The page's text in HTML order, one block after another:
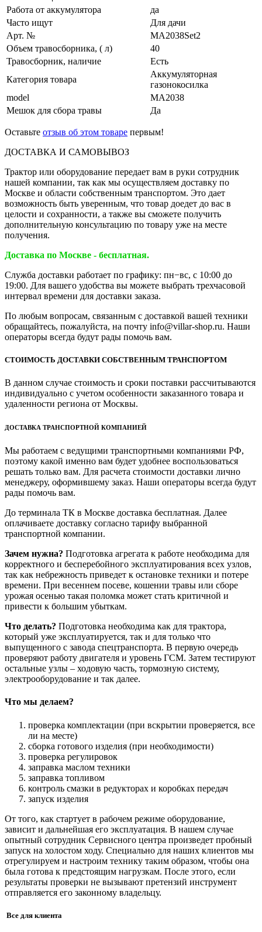
Работа от аккумулятора
да
Часто ищут
Для дачи
Арт. №
MA2038Set2
Объем травосборника, ( л)
40
Травосборник, наличие
Есть
Категория товара
Аккумуляторная
газонокосилка
model
MA2038
Мешок для сбора травы
Да
Оставьте отзыв об этом товаре первым!
ДОСТАВКА И САМОВЫВОЗ
Трактор или оборудование передает вам в руки сотрудник
нашей компании, так как мы осуществляем доставку по
Москве и области собственным транспортом. Это дает
возможность быть уверенным, что товар доедет до вас в
целости и сохранности, а также вы сможете получить
дополнительную консультацию по товару уже на месте
получения.
Доставка по Москве - бесплатная.
Служба доставки работает по графику: пн−вс, с 10:00 до
19:00. Для вашего удобства вы можете выбрать трехчасовой
интервал времени для доставки заказа.
По любым вопросам, связанным с доставкой вашей техники
обращайтесь, пожалуйста, на почту info@villar-shop.ru. Наши
операторы всегда будут рады помочь вам.
СТОИМОСТЬ ДОСТАВКИ СОБСТВЕННЫМ ТРАНСПОРТОМ
В данном случае стоимость и сроки поставки рассчитываются
индивидуально с учетом особенности заказанного товара и
удаленности региона от Москвы.
ДОСТАВКА ТРАНСПОРТНОЙ КОМПАНИЕЙ
Мы работаем с ведущими транспортными компаниями РФ,
поэтому какой именно вам будет удобнее воспользоваться
решать только вам. Для расчета стоимости доставки лично
менеджеру, оформившему заказ. Наши операторы всегда будут
рады помочь вам.
До терминала ТК в Москве доставка бесплатная. Далее
оплачиваете доставку согласно тарифу выбранной
транспортной компании.
Зачем нужна? Подготовка агрегата к работе необходима для
корректного и бесперебойного эксплуатирования всех узлов,
так как небрежность приведет к остановке техники и потере
времени. При весеннем посеве, кошении травы или сборе
урожая осенью такая поломка может стать критичной и
привести к большим убыткам.
Что делать? Подготовка необходима как для трактора,
который уже эксплуатируется, так и для только что
выпущенного с завода спецтранспорта. В первую очередь
проверяют работу двигателя и уровень ГСМ. Затем тестируют
остальные узлы – ходовую часть, тормозную систему,
электрооборудование и так далее.
Что мы делаем?
проверка комплектации (при вскрытии проверяется, все
ли на месте)
сборка готового изделия (при необходимости)
проверка регулировок
заправка маслом техники
заправка топливом
контроль смазки в редукторах и коробках передач
запуск изделия
От того, как стартует в рабочем режиме оборудование,
зависит и дальнейшая его эксплуатация. В нашем случае
опытный сотрудник Сервисного центра произведет пробный
запуск на холостом ходу. Специально для наших клиентов мы
отрегулируем и настроим технику таким образом, чтобы она
была готова к предстоящим нагрузкам. После этого, если
результаты проверки не вызывают претензий инструмент
отправляется его законному владельцу.
Все для клиента